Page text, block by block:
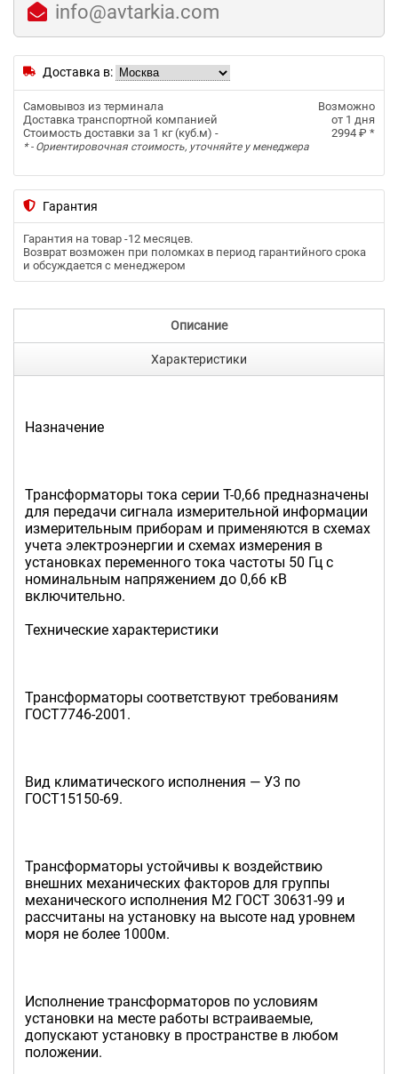
info@avtarkia.com
Доставка в:
Самовывоз из терминала
Возможно
Доставка транспортной компанией
от 1 дня
Стоимость доставки за 1 кг (куб.м) -
2994 ₽ *
* - Ориентировочная стоимость, уточняйте у менеджера
Гарантия
Гарантия на товар -12 месяцев.
Возврат возможен при поломках в период гарантийного срока
и обсуждается с менеджером
Описание
Характеристики
Назначение
Трансформаторы тока серии Т-0,66 предназначены
для передачи сигнала измерительной информации
измерительным приборам и применяются в схемах
учета электроэнергии и схемах измерения в
установках переменного тока частоты 50 Гц с
номинальным напряжением до 0,66 кВ
включительно.
Технические характеристики
Трансформаторы соответствуют требованиям
ГОСТ7746-2001.
Вид климатического исполнения — У3 по
ГОСТ15150-69.
Трансформаторы устойчивы к воздействию
внешних механических факторов для группы
механического исполнения М2 ГОСТ 30631-99 и
рассчитаны на установку на высоте над уровнем
моря не более 1000м.
Исполнение трансформаторов по условиям
установки на месте работы встраиваемые,
допускают установку в пространстве в любом
положении.